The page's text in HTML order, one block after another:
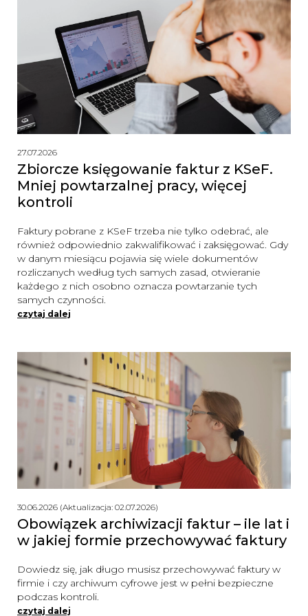
27.07.2026
Zbiorcze księgowanie faktur z KSeF.
Mniej powtarzalnej pracy, więcej
kontroli
Faktury pobrane z KSeF trzeba nie tylko odebrać, ale
również odpowiednio zakwalifikować i zaksięgować. Gdy
w danym miesiącu pojawia się wiele dokumentów
rozliczanych według tych samych zasad, otwieranie
każdego z nich osobno oznacza powtarzanie tych
samych czynności.
czytaj dalej
30.06.2026 (Aktualizacja: 02.07.2026)
Obowiązek archiwizacji faktur – ile lat i
w jakiej formie przechowywać faktury
Dowiedz się, jak długo musisz przechowywać faktury w
firmie i czy archiwum cyfrowe jest w pełni bezpieczne
podczas kontroli.
czytaj dalej